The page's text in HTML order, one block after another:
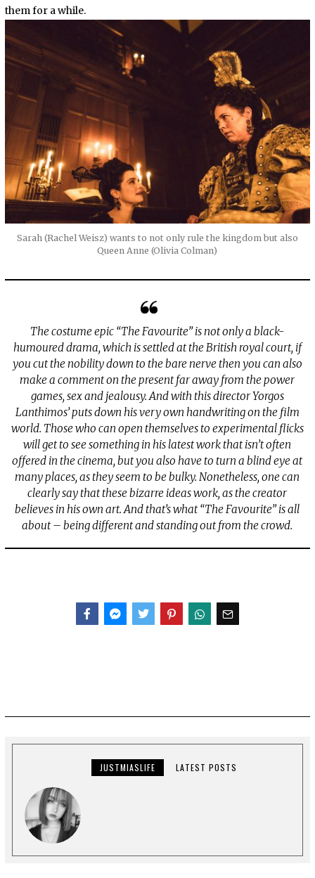
them for a while.
Sarah (Rachel Weisz) wants to not only rule the kingdom but also
Queen Anne (Olivia Colman)
The costume epic “The Favourite” is not only a black-
humoured drama, which is settled at the British royal court, if
you cut the nobility down to the bare nerve then you can also
make a comment on the present far away from the power
games, sex and jealousy. And with this director Yorgos
Lanthimos’ puts down his very own handwriting on the film
world. Those who can open themselves to experimental flicks
will get to see something in his latest work that isn’t often
offered in the cinema, but you also have to turn a blind eye at
many places, as they seem to be bulky. Nonetheless, one can
clearly say that these bizarre ideas work, as the creator
believes in his own art. And that’s what “The Favourite” is all
about – being different and standing out from the crowd.
JUSTMIASLIFE LATEST POSTS